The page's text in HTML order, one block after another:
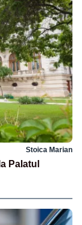
Stoica Marian
Palatul